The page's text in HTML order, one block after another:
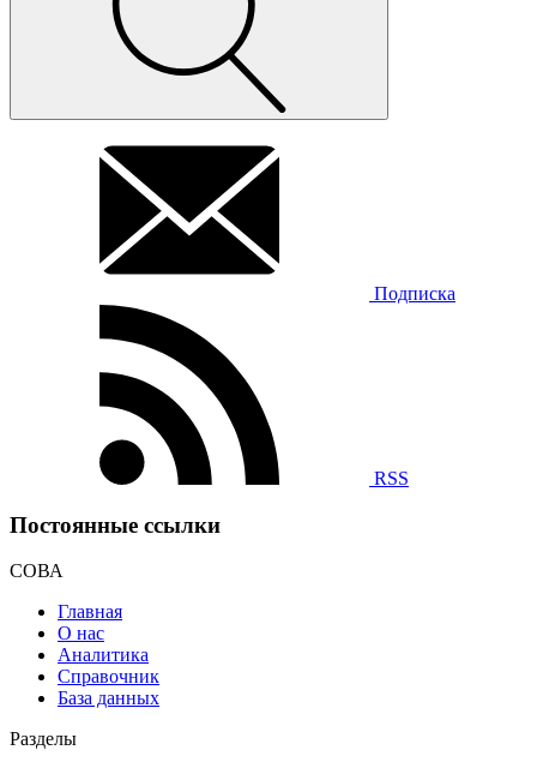
Подписка
RSS
Постоянные ссылки
СОВА
Главная
О нас
Аналитика
Справочник
База данных
Разделы